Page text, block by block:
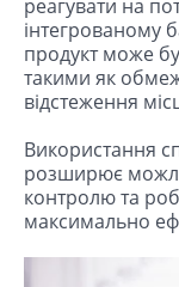
реагувати на
інтегрованому
продукт може
такими як
відстеження
Використання
розширює
контролю та
максимально